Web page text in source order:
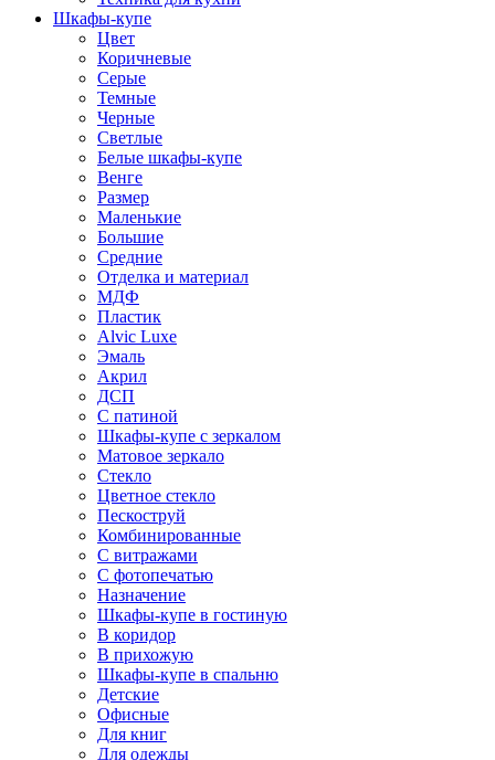
Шкафы-купе
Цвет
Коричневые
Серые
Темные
Черные
Светлые
Белые шкафы-купе
Венге
Размер
Маленькие
Большие
Средние
Отделка и материал
МДФ
Пластик
Alvic Luxe
Эмаль
Акрил
ДСП
С патиной
Шкафы-купе с зеркалом
Матовое зеркало
Стекло
Цветное стекло
Пескоструй
Комбинированные
С витражами
С фотопечатью
Назначение
Шкафы-купе в гостиную
В коридор
В прихожую
Шкафы-купе в спальню
Детские
Офисные
Для книг
Для одежды